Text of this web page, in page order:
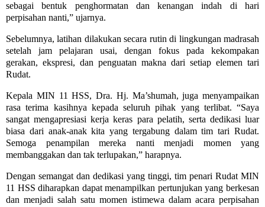
sebagai bentuk penghormatan dan kenangan indah di hari
perpisahan nanti,” ujarnya.
Sebelumnya, latihan dilakukan secara rutin di lingkungan madrasah
setelah jam pelajaran usai, dengan fokus pada kekompakan
gerakan, ekspresi, dan penguatan makna dari setiap elemen tari
Rudat.
Kepala MIN 11 HSS, Dra. Hj. Ma’shumah, juga menyampaikan
rasa terima kasihnya kepada seluruh pihak yang terlibat. “Saya
sangat mengapresiasi kerja keras para pelatih, serta dedikasi luar
biasa dari anak-anak kita yang tergabung dalam tim tari Rudat.
Semoga penampilan mereka nanti menjadi momen yang
membanggakan dan tak terlupakan,” harapnya.
Dengan semangat dan dedikasi yang tinggi, tim penari Rudat MIN
11 HSS diharapkan dapat menampilkan pertunjukan yang berkesan
dan menjadi salah satu momen istimewa dalam acara perpisahan